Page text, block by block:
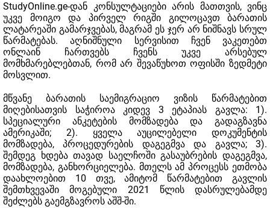
StudyOnline.ge-დან კონსულტაციები არის მათთვის, ვინც
უკვე მოიგო და პირველ რიგში გილოცავთ ბარათის
ლატარეაში გამარჯვებას, მაგრამ ეს ჯერ არ ნიშნავს სრულ
წარმატებას. აღნიშნული სერვისით ჩვენ ვაკეთებთ
ონლაინ ჩართვებს ჩვენს უკვე არსებულ
მომხმარებლებთან, რომ არ შევაწუხოთ ოფისში ზედმეტი
მოსვლით.
მწვანე ბარათის საემიგრაციო ვიზის წარმატებით
მიღებისათვის საჭიროა კიდევ 3 ეტაპიას გავლა: 1).
სპეციალური ანკეტების მომზადება და გადაგზავნა
ამერიკაში; 2). ყველა აუცილებელი დოკუმენტის
მომზადება, პროცედურების დაგეგმვა და გავლა; 3).
შემდეგ ხდება თავად საელჩოში გასაუბრების დაგეგმვა,
მომზადება, განხორციელება. მთელს ამ პროცესს ეთმობა
დაახლოებით 10 თვე, ამიტომ წარმატებით გავლის
შემთხვევაში მოგებული 2021 წლის დასრულებამდე
შეძლებს გაემგზავროს აშშ-ში.